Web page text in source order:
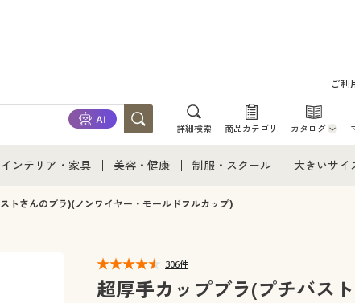
ご利
詳細検索 商品カテゴリ カタログ
カタログ・チラシからのご注
ンテリア・家具
ンテリア・家具通販すべて
美容・健康
美容・健康通販すべて
制服・スクール
制服・スクールすべて
ジュニア・ティーンズ下着
大きいサイ
大きいサ
トさんのブラ)(ノンワイヤー・モールドフルカップ)
306件
超厚手カップブラ(プチバス